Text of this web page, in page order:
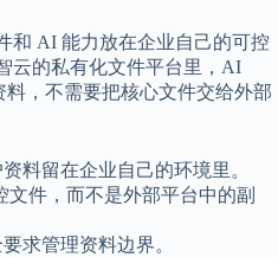
和 AI 能力放在企业自己的可控
云的私有化文件平台里，AI
，不需要把核心文件交给外部
料留在企业自己的环境里。
件，而不是外部平台中的副
求管理资料边界。